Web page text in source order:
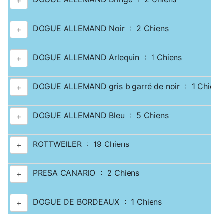
+ DOGUE ALLEMAND Noir : 2 Chiens
+ DOGUE ALLEMAND Arlequin : 1 Chiens
+ DOGUE ALLEMAND gris bigarré de noir : 1
+ DOGUE ALLEMAND Bleu : 5 Chiens
+ ROTTWEILER : 19 Chiens
+ PRESA CANARIO : 2 Chiens
+ DOGUE DE BORDEAUX : 1 Chiens